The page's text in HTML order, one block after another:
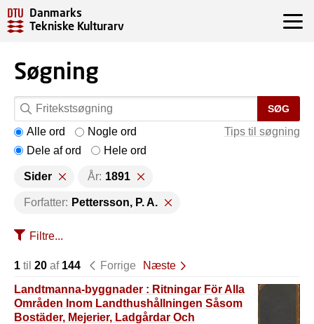
Danmarks
Tekniske Kulturarv
Søgning
SØG
Tips til søgning
Alle ord
Nogle ord
Dele af ord
Hele ord
Sider År: 1891
Forfatter: Pettersson, P. A.
Filtre...
1 til 20 af 144 Forrige
Næste
Landtmanna-byggnader : Ritningar För Alla
Områden Inom Landthushållningen Såsom
Bostäder, Mejerier, Ladgårdar Och